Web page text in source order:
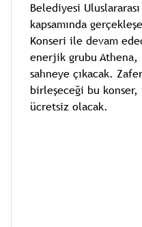
Belediyesi
kapsamında
Konseri ile devam
enerjik grubu Athena,
sahneye çıkacak.
birleşeceği bu
ücretsiz olacak.